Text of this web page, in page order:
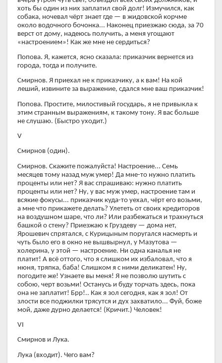
хоть бы один из них заплатил свой долг! Измучился, как
собака, ночевал чёрт знает где — в жидовской корчме
около водочного бочонка... Наконец приезжаю сюда, за 70
верст от дому, надеюсь получить, а меня угощают
«настроением»! Как же мне не сердиться?
Попова. Я, кажется, ясно сказала: приказчик вернется из
города, тогда и получите.
Смирнов. Я приехал не к приказчику, а к вам! На кой
леший, извините за выражение, сдался мне ваш приказчик!
Попова. Простите, милостивый государь, я не привыкла к
этим странным выражениям, к такому тону. Я вас больше
не слушаю. (Быстро уходит.)
V
Смирнов (один).
Смирнов. Скажите пожалуйста! Настроение... Семь
месяцев тому назад муж умер! Да мне-то нужно платить
проценты или нет? Я вас спрашиваю: нужно платить
проценты или нет? Ну, у вас муж умер, настроение там и
всякие фокусы... приказчик куда-то уехал, чёрт его возьми,
а мне что прикажете делать? Улететь от своих кредиторов
на воздушном шаре, что ли? Или разбежаться и трахнуться
башкой о стену? Приезжаю к Груздеву — дома нет,
Ярошевич спрятался, с Курицыным поругался насмерть и
чуть было его в окно не вышвырнул, у Мазутова —
холерина, у этой — настроение. Ни одна каналья не
платит! А всё оттого, что я слишком их избаловал, что я
нюня, тряпка, баба! Слишком я с ними деликатен! Ну,
погодите же! Узнаете вы меня! Я не позволю шутить с
собою, черт возьми! Останусь и буду торчать здесь, пока
она не заплатит! Брр!.. Как я зол сегодня, как я зол! От
злости все поджилки трясутся и дух захватило... Фуй, боже
мой, даже дурно делается! (Кричит.) Человек!
VI
Смирнов и Лука.
Лука (входит). Чего вам?